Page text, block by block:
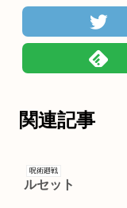
関連記事
呪術廻戦
ルセット